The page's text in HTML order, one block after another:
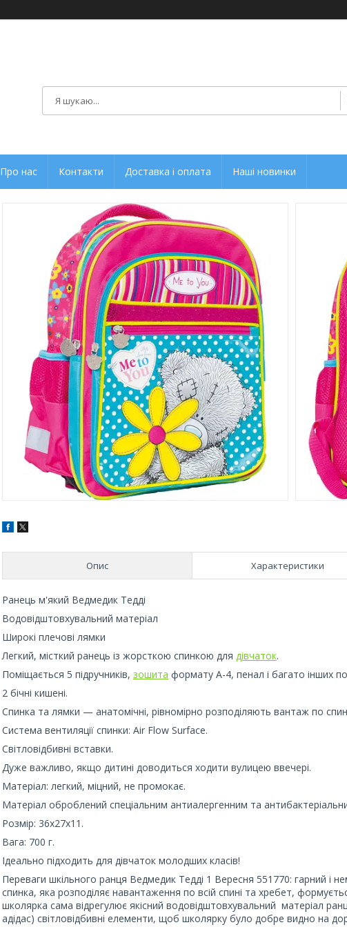
Про нас Контакти Доставка і оплата Наші новинки
Опис Характеристики
Ранець м'який Ведмедик Тедді
Водовідштовхувальний матеріал
Широкі плечові лямки
Легкий, місткий ранець із жорсткою спинкою для дівчаток.
Поміщається 5 підручників, зошита формату А-4, пенал і багато інших
2 бічні кишені.
Спинка та лямки — анатомічні, рівномірно розподіляють вантаж по
Система вентиляції спинки: Air Flow Surface.
Світловідбивні вставки.
Дуже важливо, якщо дитині доводиться ходити вулицею ввечері.
Матеріал: легкий, міцний, не промокає.
Матеріал оброблений спеціальним антиалергенним та
Розмір: 36х27х11.
Вага: 700 г.
Ідеально підходить для дівчаток молодших класів!
Переваги шкільного ранця Ведмедик Тедді 1 Вересня 551770: гарний і
спинка, яка розподіляє навантаження по всій спині та хребет,
школярка сама відрегулює якісний водовідштовхувальний матеріал
адідас) світловідбивні елементи, щоб школярку було добре видно на